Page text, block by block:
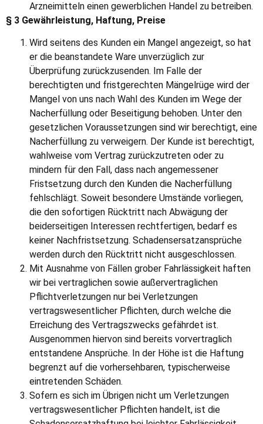
Arzneimitteln einen gewerblichen Handel zu betreiben.
§ 3 Gewährleistung, Haftung, Preise
Wird seitens des Kunden ein Mangel angezeigt, so hat
er die beanstandete Ware unverzüglich zur
Überprüfung zurückzusenden. Im Falle der
berechtigten und fristgerechten Mängelrüge wird der
Mangel von uns nach Wahl des Kunden im Wege der
Nacherfüllung oder Beseitigung behoben. Unter den
gesetzlichen Voraussetzungen sind wir berechtigt, eine
Nacherfüllung zu verweigern. Der Kunde ist berechtigt,
wahlweise vom Vertrag zurückzutreten oder zu
mindern für den Fall, dass nach angemessener
Fristsetzung durch den Kunden die Nacherfüllung
fehlschlägt. Soweit besondere Umstände vorliegen,
die den sofortigen Rücktritt nach Abwägung der
beiderseitigen Interessen rechtfertigen, bedarf es
keiner Nachfristsetzung. Schadensersatzansprüche
werden durch den Rücktritt nicht ausgeschlossen.
Mit Ausnahme von Fällen grober Fahrlässigkeit haften
wir bei vertraglichen sowie außervertraglichen
Pflichtverletzungen nur bei Verletzungen
vertragswesentlicher Pflichten, durch welche die
Erreichung des Vertragszwecks gefährdet ist.
Ausgenommen hiervon sind bereits vorvertraglich
entstandene Ansprüche. In der Höhe ist die Haftung
begrenzt auf die vorhersehbaren, typischerweise
eintretenden Schäden.
Sofern es sich im Übrigen nicht um Verletzungen
vertragswesentlicher Pflichten handelt, ist die